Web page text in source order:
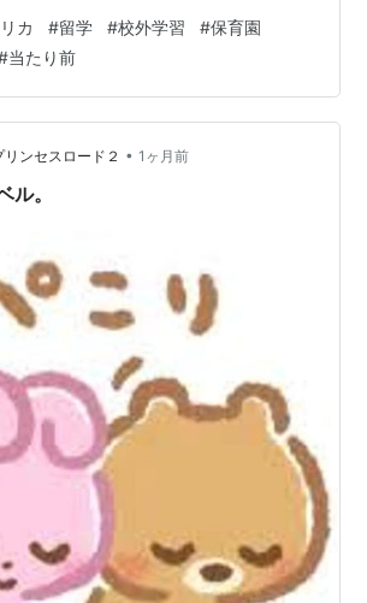
登校すると、もう目を覚さない状態
生き物を飼うということ、生と死につ
話しした。 今日は結局校外学習がある
げられず。 明日にお葬式とお墓作りに
からは猛暑の中で町探検に出かけた。
ちが必死に考え…
カ #留学 #校外学習 #保育園
当たり前
ンセスロード２ • 1ヶ月前
ル。